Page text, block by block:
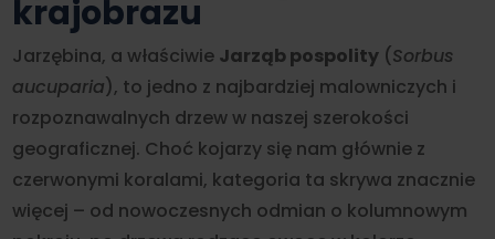
krajobrazu
Jarzębina, a właściwie Jarząb pospolity (Sorbus
aucuparia), to jedno z najbardziej malowniczych i
rozpoznawalnych drzew w naszej szerokości
geograficznej. Choć kojarzy się nam głównie z
czerwonymi koralami, kategoria ta skrywa znacznie
więcej – od nowoczesnych odmian o kolumnowym